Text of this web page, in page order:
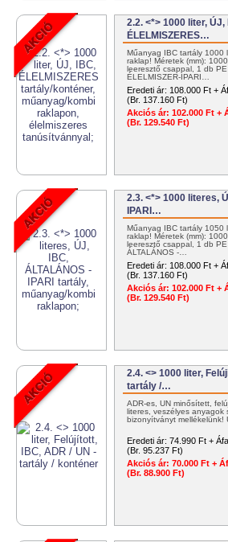
2.2. <*> 1000 liter, ÚJ,
ÉLELMISZERES…
Műanyag IBC tartály 1000
raklap! Méretek (mm):
leeresztő csappal, 1 db
ÉLELMISZER-IPARI…
Eredeti ár: 108.000 Ft +
(Br. 137.160 Ft)
Akciós ár: 102.000 Ft +
(Br. 129.540 Ft)
2.3. <*> 1000 literes,
IPARI…
Műanyag IBC tartály 1050
raklap! Méretek (mm):
leeresztő csappal, 1 db
ÁLTALÁNOS -…
Eredeti ár: 108.000 Ft +
(Br. 137.160 Ft)
Akciós ár: 102.000 Ft +
(Br. 129.540 Ft)
2.4. <> 1000 liter,
tartály /…
ADR-es, UN minősített,
literes, veszélyes anyagok
bizonyítványt mellékelünk!
Eredeti ár: 74.990 Ft + Áfa
(Br. 95.237 Ft)
Akciós ár: 70.000 Ft +
(Br. 88.900 Ft)